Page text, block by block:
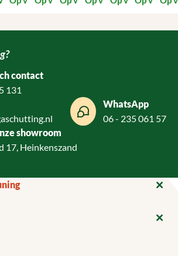
contact
131
WhatsApp
06 - 235 061 57
showroom
17, Heinkenszand